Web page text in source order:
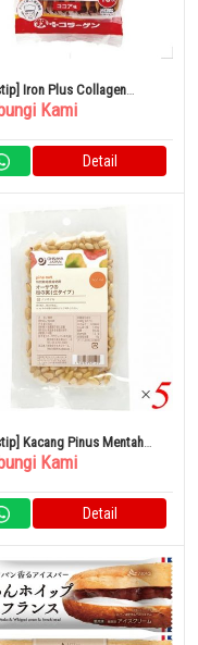
Iron Plus Collagen
10 Pieces
Kami
Detail
Kacang Pinus Mentah
Osawa 30g Set isi 5
Kami
Detail